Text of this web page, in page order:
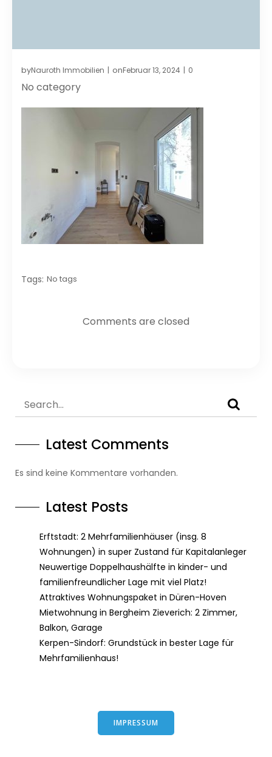
byNauroth Immobilien | onFebruar 13, 2024 | 0
No category
Tags: No tags
Comments are closed
Latest Comments
Es sind keine Kommentare vorhanden.
Latest Posts
Erftstadt: 2 Mehrfamilienhäuser (insg. 8
Wohnungen) in super Zustand für Kapitalanleger
Neuwertige Doppelhaushälfte in kinder- und
familienfreundlicher Lage mit viel Platz!
Attraktives Wohnungspaket in Düren-Hoven
Mietwohnung in Bergheim Zieverich: 2 Zimmer,
Balkon, Garage
Kerpen-Sindorf: Grundstück in bester Lage für
Mehrfamilienhaus!
IMPRESSUM